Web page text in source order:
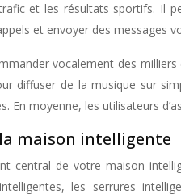
et les résultats sportifs. Il
et envoyer des messages
vocalement des
diffuser de la musique sur
En moyenne, les utilisateurs
maison intelligente
central de votre maison
les serrures